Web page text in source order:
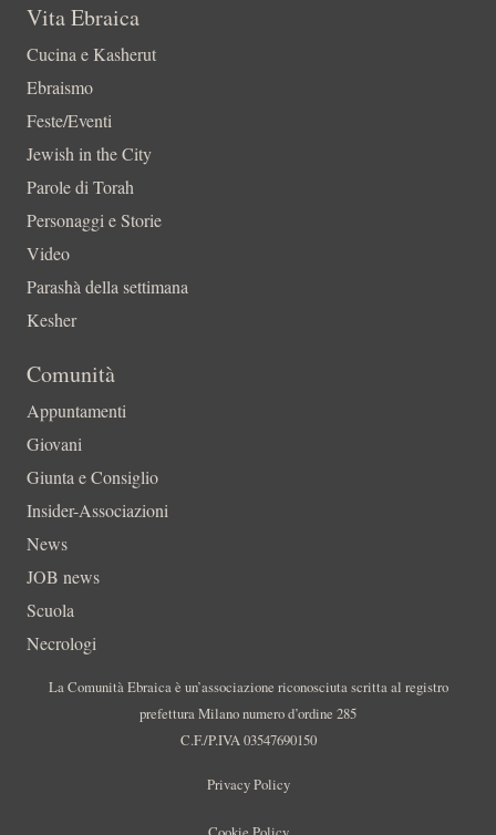
Vita Ebraica
Cucina e Kasherut
Ebraismo
Feste/Eventi
Jewish in the City
Parole di Torah
Personaggi e Storie
Video
Parashà della settimana
Kesher
Comunità
Appuntamenti
Giovani
Giunta e Consiglio
Insider-Associazioni
News
JOB news
Scuola
Necrologi
La Comunità Ebraica è un’associazione riconosciuta scritta al registro
prefettura Milano numero d’ordine 285
C.F./P.IVA 03547690150
Privacy Policy